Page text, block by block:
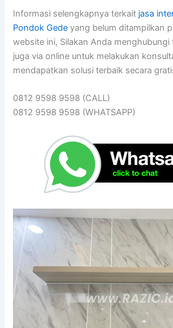
Informasi selengkapnya terkait jasa
Pondok Gede yang belum ditampilkan
website ini, Silakan Anda menghubungi
juga via online untuk melakukan
mendapatkan solusi terbaik secara
0812 9598 9598 (CALL)
0812 9598 9598 (WHATSAPP)